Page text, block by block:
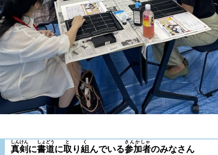
真剣
しんけん
に書道
しょどう
に取
と
り組
く
んでいる参加者
さんかしゃ
のみなさん